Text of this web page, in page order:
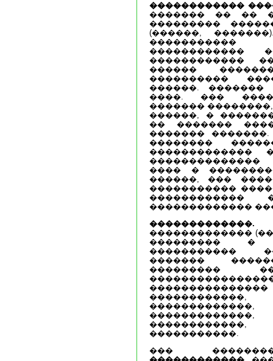
������������
������� �� ��
���������
(������,
������������
������������
������
����������
������. �������
����. ���
�������
������, �
�� �������
�������
��������
�������������
���� �
������, ���
�����������
�������������
�������������.
�������������
��������� �
�����������
�������
���������
�������������,
�����������.
���